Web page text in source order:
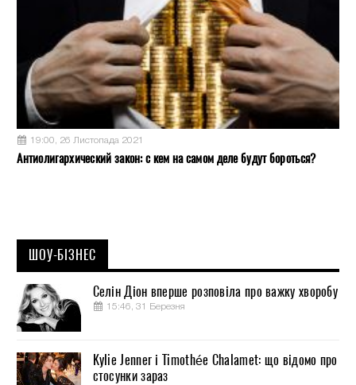
19:00, 26 Листопада 2021
Антиолигархический закон: с кем на самом деле будут бороться?
ШОУ-БІЗНЕС
Селін Діон вперше розповіла про важку хворобу
15:46, 31 Березня
Kylie Jenner і Timothée Chalamet: що відомо про
стосунки зараз